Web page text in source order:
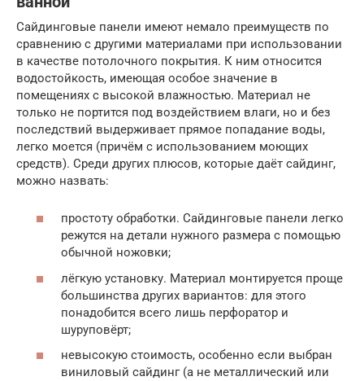
Сайдинговые панели имеют немало преимуществ по
сравнению с другими материалами при использовании
в качестве потолочного покрытия. К ним относится
водостойкость, имеющая особое значение в
помещениях с высокой влажностью. Материал не
только не портится под воздействием влаги, но и без
последствий выдерживает прямое попадание воды,
легко моется (причём с использованием моющих
средств). Среди других плюсов, которые даёт сайдинг,
можно назвать:
простоту обработки. Сайдинговые панели легко
режутся на детали нужного размера с помощью
обычной ножовки;
лёгкую установку. Материал монтируется проще
большинства других вариантов: для этого
понадобится всего лишь перфоратор и
шуруповёрт;
невысокую стоимость, особенно если выбран
виниловый сайдинг (а не металлический или